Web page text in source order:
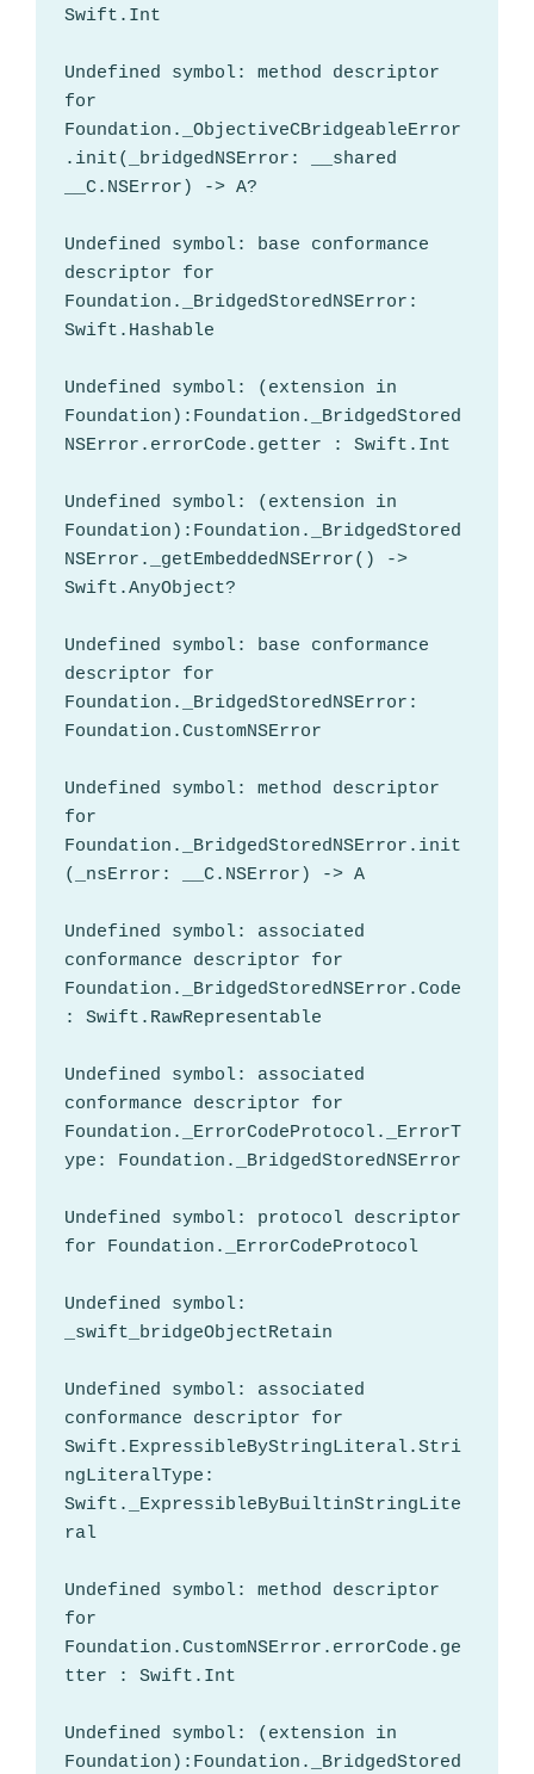
Swift.Int
Undefined symbol: method descriptor
for
Foundation._ObjectiveCBridgeableError
.init(_bridgedNSError: __shared
__C.NSError) -> A?
Undefined symbol: base conformance
descriptor for
Foundation._BridgedStoredNSError:
Swift.Hashable
Undefined symbol: (extension in
Foundation):Foundation._BridgedStored
NSError.errorCode.getter : Swift.Int
Undefined symbol: (extension in
Foundation):Foundation._BridgedStored
NSError._getEmbeddedNSError() ->
Swift.AnyObject?
Undefined symbol: base conformance
descriptor for
Foundation._BridgedStoredNSError:
Foundation.CustomNSError
Undefined symbol: method descriptor
for
Foundation._BridgedStoredNSError.init
(_nsError: __C.NSError) -> A
Undefined symbol: associated
conformance descriptor for
Foundation._BridgedStoredNSError.Code
: Swift.RawRepresentable
Undefined symbol: associated
conformance descriptor for
Foundation._ErrorCodeProtocol._ErrorT
ype: Foundation._BridgedStoredNSError
Undefined symbol: protocol descriptor
for Foundation._ErrorCodeProtocol
Undefined symbol:
_swift_bridgeObjectRetain
Undefined symbol: associated
conformance descriptor for
Swift.ExpressibleByStringLiteral.Stri
ngLiteralType:
Swift._ExpressibleByBuiltinStringLite
ral
Undefined symbol: method descriptor
for
Foundation.CustomNSError.errorCode.ge
tter : Swift.Int
Undefined symbol: (extension in
Foundation):Foundation._BridgedStored